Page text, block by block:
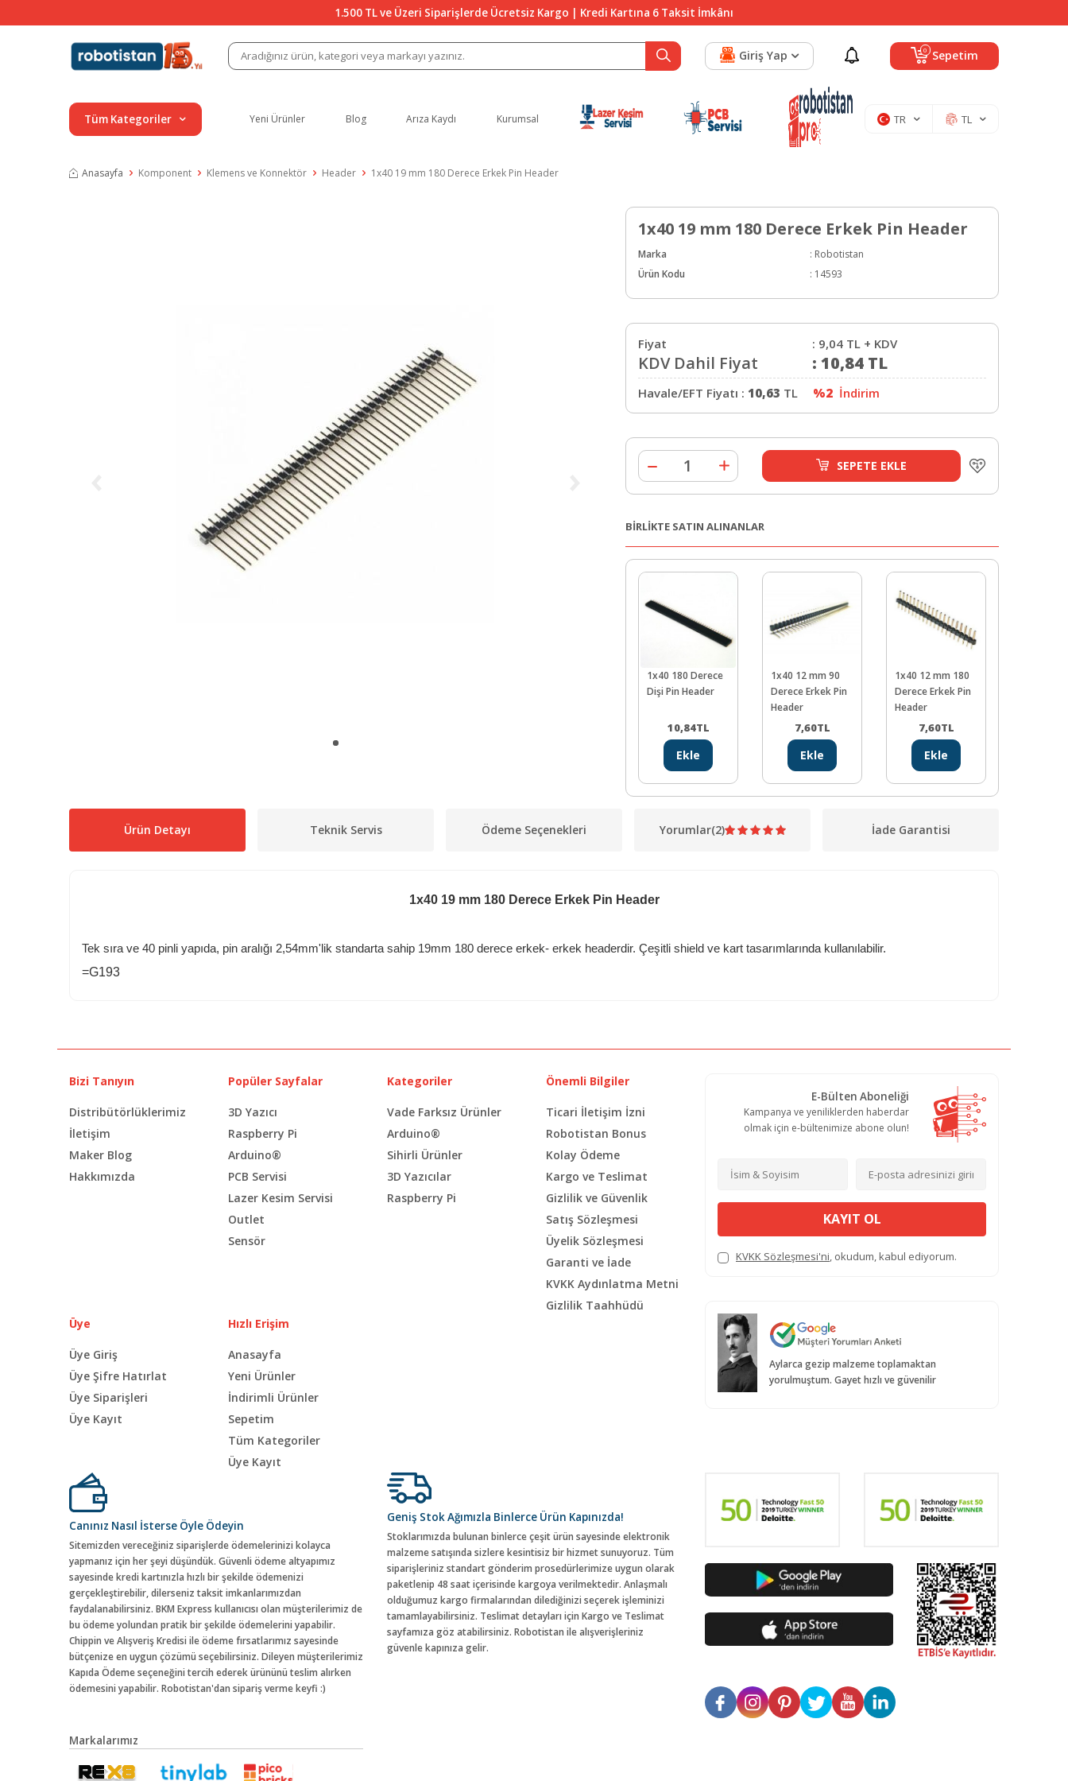
1.500 TL ve Üzeri Siparişlerde Ücretsiz Kargo | Kredi Kartına 6 Taksit İmkânı
0 Sepetim
Giriş Yap
Tüm Kategoriler Yeni Ürünler Blog Arıza Kaydı Kurumsal TR TL
Anasayfa Komponent Klemens ve Konnektör Header 1x40 19 mm 180 Derece Erkek Pin Header
1x40 19 mm 180 Derece Erkek Pin Header
Marka : Robotistan
Ürün Kodu
: 14593
Fiyat : 9,04 TL + KDV
KDV Dahil Fiyat : 10,84 TL
Havale/EFT Fiyatı : 10,63 TL %2 İndirim
SEPETE EKLE
BİRLİKTE SATIN ALINANLAR
1x40 180 Derece
Dişi Pin Header
10,84TL
Ekle
1x40 12 mm 90
Derece Erkek Pin
Header
7,60TL
Ekle
1x40 12 mm 180
Derece Erkek Pin
Header
7,60TL
Ekle
Ürün Detayı Teknik Servis Ödeme Seçenekleri Yorumlar(2) İade Garantisi
1x40 19 mm 180 Derece Erkek Pin Header
Tek sıra ve 40 pinli yapıda, pin aralığı 2,54mm'lik standarta sahip 19mm 180 derece erkek- erkek headerdir. Çeşitli shield ve kart tasarımlarında kullanılabilir.
=G193
Bizi Tanıyın
Distribütörlüklerimiz
İletişim
Maker Blog
Hakkımızda
Popüler Sayfalar
3D Yazıcı
Raspberry Pi
Arduino®
PCB Servisi
Lazer Kesim Servisi
Outlet
Sensör
Kategoriler
Vade Farksız Ürünler
Arduino®
Sihirli Ürünler
3D Yazıcılar
Raspberry Pi
Önemli Bilgiler
Ticari İletişim İzni
Robotistan Bonus
Kolay Ödeme
Kargo ve Teslimat
Gizlilik ve Güvenlik
Satış Sözleşmesi
Üyelik Sözleşmesi
Garanti ve İade
KVKK Aydınlatma Metni
Gizlilik Taahhüdü
Üye
Üye Giriş
Üye Şifre Hatırlat
Üye Siparişleri
Üye Kayıt
Hızlı Erişim
Anasayfa
Yeni Ürünler
İndirimli Ürünler
Sepetim
Tüm Kategoriler
Üye Kayıt
E-Bülten Aboneliği
Kampanya ve yeniliklerden haberdar
olmak için e-bültenimize abone olun!
KAYIT OL
KVKK Sözleşmesi'ni, okudum, kabul ediyorum.
Aylarca gezip malzeme toplamaktan
yorulmuştum. Gayet hızlı ve güvenilir
Canınız Nasıl İsterse Öyle Ödeyin
Sitemizden vereceğiniz siparişlerde ödemelerinizi kolayca
yapmanız için her şeyi düşündük. Güvenli ödeme altyapımız
sayesinde kredi kartınızla hızlı bir şekilde ödemenizi
gerçekleştirebilir, dilerseniz taksit imkanlarımızdan
faydalanabilirsiniz. BKM Express kullanıcısı olan müşterilerimiz de
bu ödeme yolundan pratik bir şekilde ödemelerini yapabilir.
Chippin ve Alışveriş Kredisi ile ödeme fırsatlarımız sayesinde
bütçenize en uygun çözümü seçebilirsiniz. Dileyen müşterilerimiz
Kapıda Ödeme seçeneğini tercih ederek ürününü teslim alırken
ödemesini yapabilir. Robotistan'dan sipariş verme keyfi :)
Geniş Stok Ağımızla Binlerce Ürün Kapınızda!
Stoklarımızda bulunan binlerce çeşit ürün sayesinde elektronik
malzeme satışında sizlere kesintisiz bir hizmet sunuyoruz. Tüm
siparişleriniz standart gönderim prosedürlerimize uygun olarak
paketlenip 48 saat içerisinde kargoya verilmektedir. Anlaşmalı
olduğumuz kargo firmalarından dilediğinizi seçerek işleminizi
tamamlayabilirsiniz. Teslimat detayları için Kargo ve Teslimat
sayfamıza göz atabilirsiniz. Robotistan ile alışverişleriniz
güvenle kapınıza gelir.
Markalarımız